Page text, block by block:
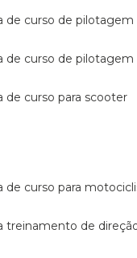
de curso de
de curso de
de curso para scooter
de curso para
treinamento de